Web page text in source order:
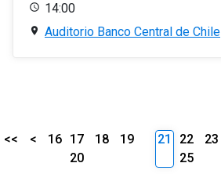
14:00
Auditorio Banco Central de Chile
<< < 16 17 18
19
20
21 22 23
25